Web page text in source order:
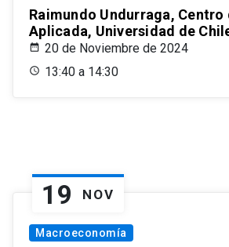
Raimundo Undurraga, Centro
Aplicada, Universidad de
20 de Noviembre de 2024
13:40 a 14:30
19 NOV
Macroeconomía